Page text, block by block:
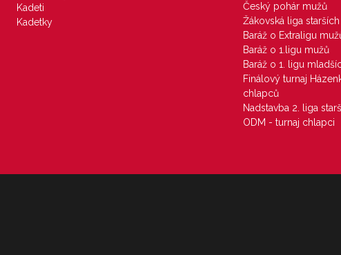
Kadeti
Kadetky
Český pohár mužů
Žákovská liga
Baráž o Extraligu
Baráž o 1.ligu mužů
Baráž o 1. ligu
Finálový turnaj
chlapců
Nadstavba 2. liga
ODM - turnaj chlapci